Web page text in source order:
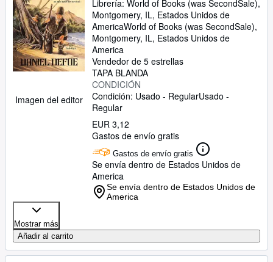
Ayuda
CERRAR
Imagen del editor
Librería: World of Books (was SecondSale),
Montgomery, IL, Estados Unidos de
AmericaWorld of Books (was SecondSale),
Montgomery, IL, Estados Unidos de
America
Vendedor de 5 estrellas
TAPA BLANDA
CONDICIÓN
Condición: Usado - RegularUsado -
Regular
EUR 3,12
Gastos de envío gratis
Gastos de envío gratis
Se envía dentro de Estados Unidos de
America
Se envía dentro de Estados Unidos de
America
Mostrar más
Añadir al carrito